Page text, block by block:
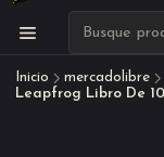
Inicio
mercadolibre
Leapfrog Libro De